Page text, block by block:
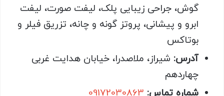
گوش، جراحی زیبایی پلک، لیفت صورت، لیفت
ابرو و پیشانی، پروتز گونه و چانه، تزریق فیلر و
بوتاکس
آدرس: شیراز، ملاصدرا، خیابان هدایت غربی
چهاردهم
شماره تماس:
09172030863